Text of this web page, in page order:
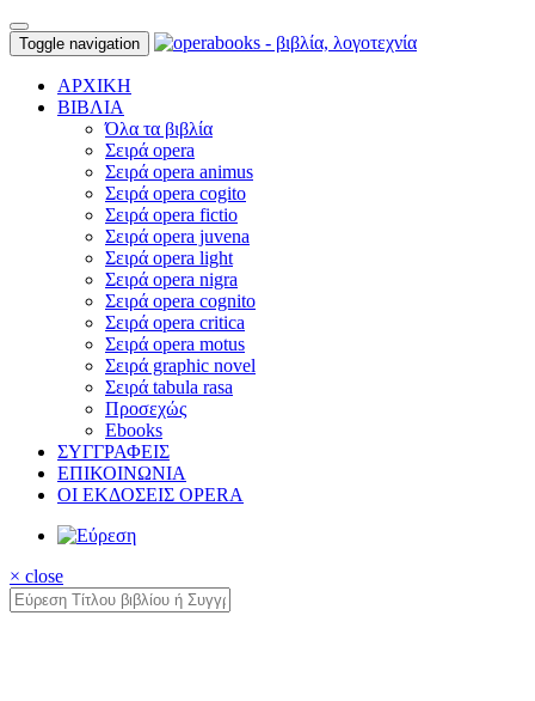
Toggle navigation
ΑΡΧΙΚΗ
ΒΙΒΛΙΑ
Όλα τα βιβλία
Σειρά opera
Σειρά opera animus
Σειρά opera cogito
Σειρά opera fictio
Σειρά opera juvena
Σειρά opera light
Σειρά opera nigra
Σειρά opera cognito
Σειρά opera critica
Σειρά opera motus
Σειρά graphic novel
Σειρά tabula rasa
Προσεχώς
Ebooks
ΣΥΓΓΡΑΦΕΙΣ
ΕΠΙΚΟΙΝΩΝΙΑ
ΟΙ ΕΚΔΟΣΕΙΣ OPERA
× close